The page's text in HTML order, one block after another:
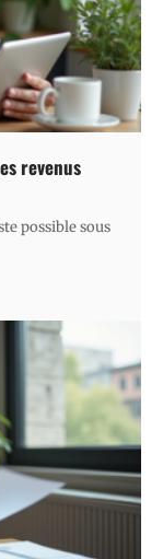
revenus
possible sous